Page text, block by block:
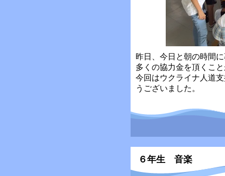
昨日、今日と朝の時間
多くの協力金を頂くこ
今回はウクライナ人道
うございました。
６年生 音楽